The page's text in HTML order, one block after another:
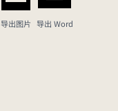
导出图片 导出 Word